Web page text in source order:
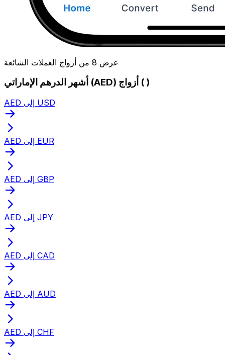
عرض 8 من أزواج العملات الشائعة
أشهر الدرهم الإماراتي (AED) أزواج ( )
AED إلى USD
AED إلى EUR
AED إلى GBP
AED إلى JPY
AED إلى CAD
AED إلى AUD
AED إلى CHF